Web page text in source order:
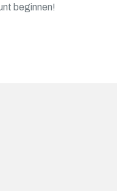
beginnen!